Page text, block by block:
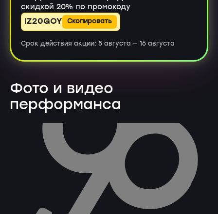
скидкой 20% по промокоду
IZ20GOY Скопировать
Срок действия акции: 5 августа — 16 августа
Фото и видео
перформанса